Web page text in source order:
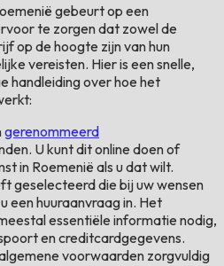
gebeurt op een
te zorgen dat zowel de
op de hoogte zijn van hun
vereisten. Hier is een snelle,
handleiding over hoe het
gerenommeerd
U kunt dit online doen of
in Roemenië als u dat wilt.
geselecteerd die bij uw wensen
een huuraanvraag in. Het
essentiële informatie nodig,
en creditcardgegevens.
voorwaarden zorgvuldig